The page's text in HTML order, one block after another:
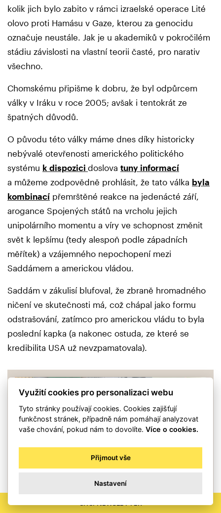
kolik jich bylo zabito v rámci izraelské operace Lité
olovo proti Hamásu v Gaze, kterou za genocidu
označuje neustále. Jak je u akademiků v pokročilém
stádiu závislosti na vlastní teorii časté, pro narativ
všechno.
Chomskému připišme k dobru, že byl odpůrcem
války v Iráku v roce 2005; avšak i tentokrát ze
špatných důvodů.
O původu této války máme dnes díky historicky
nebývalé otevřenosti amerického politického
systému k dispozici doslova tuny informací
a můžeme zodpovědně prohlásit, že tato válka byla
kombinací přemrštěné reakce na jedenácté září,
arogance Spojených států na vrcholu jejich
unipolárního momentu a víry ve schopnost změnit
svět k lepšímu (tedy alespoň podle západních
měřítek) a vzájemného nepochopení mezi
Saddámem a americkou vládou.
Saddám v zákulisí blufoval, že zbraně hromadného
ničení ve skutečnosti má, což chápal jako formu
odstrašování, zatímco pro americkou vládu to byla
poslední kapka (a nakonec ostuda, ze které se
kredibilita USA už nevzpamatovala).
války na Blízkém východě
Využití cookies pro personalizaci webu
Tyto stránky používají cookies. Cookies zajišťují
funkčnost stránek, případně nám pomáhají analyzovat
vaše chování, pokud nám to dovolíte.Více o cookies.
Přijmout vše
Nastavení
CHCI NEWSLETTER